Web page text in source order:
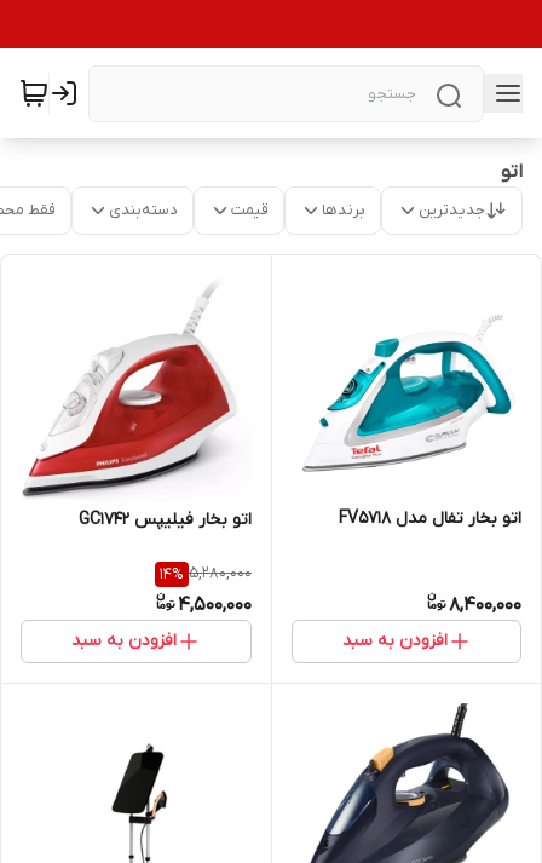
اتو
جدیدترین برندها قیمت دسته‌بندی فقط
اتو بخار تفال مدل FV5718
8,400,000
افزودن به سبد
اتو بخار فیلیپس GC1742
5,280,000
14%
4,500,000
افزودن به سبد